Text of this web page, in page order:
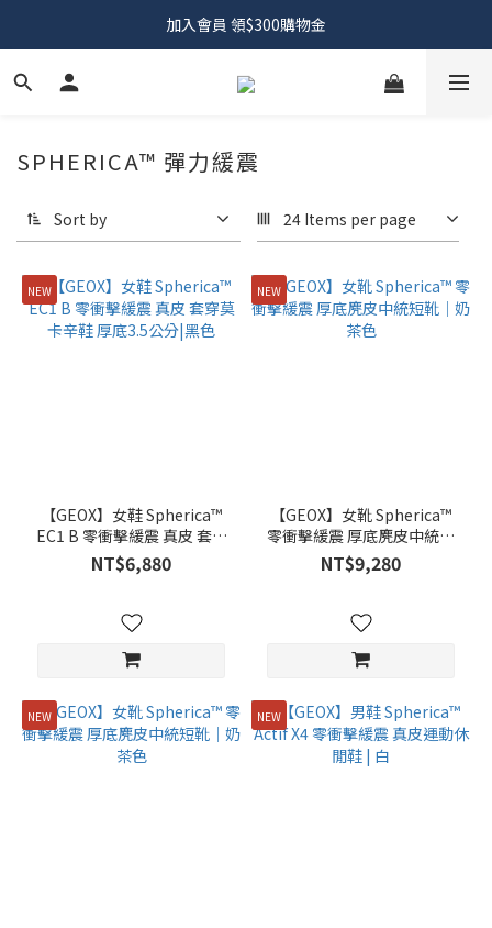
加入會員 領$300購物金
SPHERICA™ 彈力緩震
Sort by 24 Items per page
NEW
【GEOX】女鞋 Spherica™
EC1 B 零衝擊緩震 真皮 套穿
莫卡辛鞋 厚底3.5公分|黑色
NT$6,880
NEW
【GEOX】女靴 Spherica™
零衝擊緩震 厚底麂皮中統短
靴｜奶茶色
NT$9,280
NEW NEW